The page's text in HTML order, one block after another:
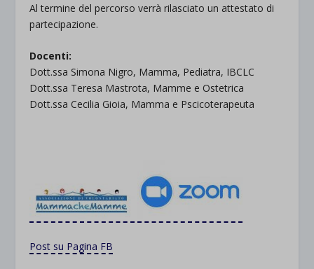
Al termine del percorso verrà rilasciato un attestato di
partecipazione.
Docenti:
Dott.ssa Simona Nigro, Mamma, Pediatra, IBCLC
Dott.ssa Teresa Mastrota, Mamme e Ostetrica
Dott.ssa Cecilia Gioia, Mamma e Pscicoterapeuta
Post su Pagina FB